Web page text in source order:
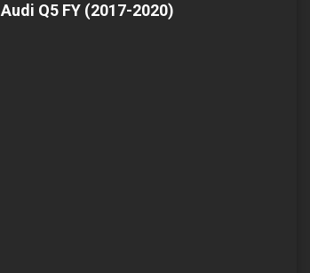
Audi Q5 FY (2017-2020)